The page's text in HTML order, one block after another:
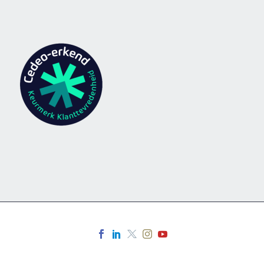
Bovendien vind ik het leuk om met
uit alle hoeken van de wereld komen. De